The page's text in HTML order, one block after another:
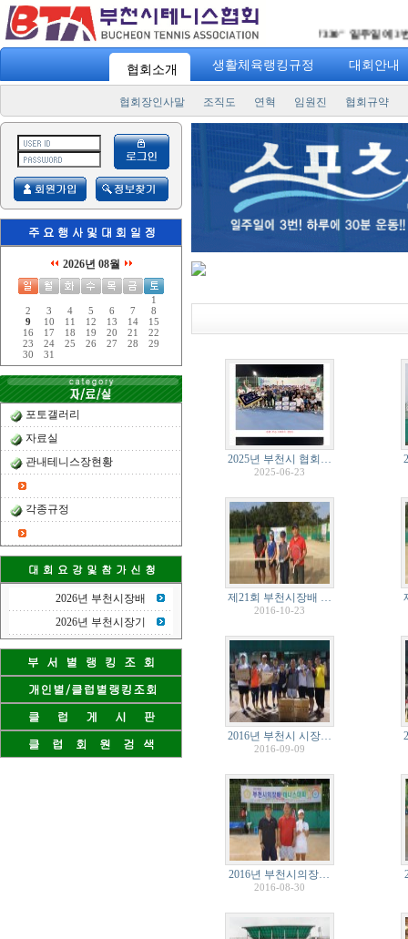
" " 일주일에 3번!
협회소개 생활체육랭킹규정 대회안내
협회장인사말 조직도 연혁 임원진 협회규약
2026년 08월
1
2
3 4 5 6 7
8
9
10 11 12 13 14
15
16
17 18 19 20 21
22
23
24 25 26 27 28
29
30
31
포토갤러리
자료실
관내테니스장현황
각종규정
2026년 부천시장배
2026년 부천시장기
2025년 부천시 협회…
2025-06-23
제21회 부천시장배 …
2016-10-23
2016년 부천시 시장…
2016-09-09
2016년 부천시의장…
2016-08-30